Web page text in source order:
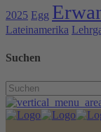
2025 Egg
Lateinamerika
Suchen
Search
for: